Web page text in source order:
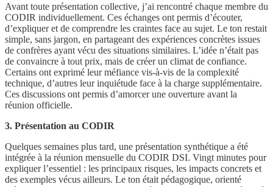
Avant toute présentation collective, j’ai rencontré chaque membre du
CODIR individuellement. Ces échanges ont permis d’écouter,
d’expliquer et de comprendre les craintes face au sujet. Le ton restait
simple, sans jargon, en partageant des expériences concrètes issues
de confrères ayant vécu des situations similaires. L’idée n’était pas
de convaincre à tout prix, mais de créer un climat de confiance.
Certains ont exprimé leur méfiance vis-à-vis de la complexité
technique, d’autres leur inquiétude face à la charge supplémentaire.
Ces discussions ont permis d’amorcer une ouverture avant la
réunion officielle.
3. Présentation au CODIR
Quelques semaines plus tard, une présentation synthétique a été
intégrée à la réunion mensuelle du CODIR DSI. Vingt minutes pour
expliquer l’essentiel : les principaux risques, les impacts concrets et
des exemples vécus ailleurs. Le ton était pédagogique, orienté